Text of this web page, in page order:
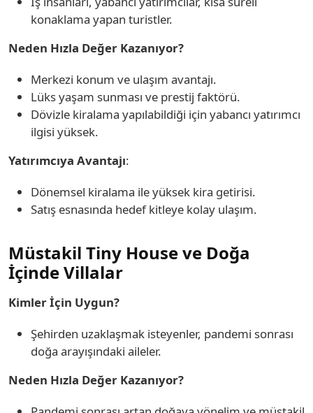
konaklama yapan turistler.
Neden Hızla Değer Kazanıyor?
Merkezi konum ve ulaşım avantajı.
Lüks yaşam sunması ve prestij faktörü.
Dövizle kiralama yapılabildiği için yabancı yatırımcı
ilgisi yüksek.
Yatırımcıya Avantajı:
Dönemsel kiralama ile yüksek kira getirisi.
Satış esnasında hedef kitleye kolay ulaşım.
Müstakil Tiny House ve Doğa
İçinde Villalar
Kimler İçin Uygun?
Şehirden uzaklaşmak isteyenler, pandemi sonrası
doğa arayışındaki aileler.
Neden Hızla Değer Kazanıyor?